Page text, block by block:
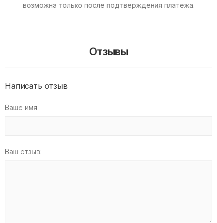
возможна только после подтверждения платежа.
Отзывы
Написать отзыв
Ваше имя:
Ваш отзыв: